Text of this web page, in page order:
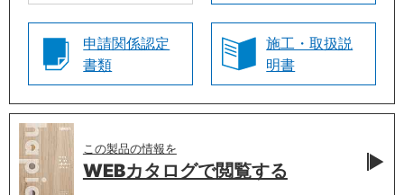
申請関係認定
書類
施工・取扱説
明書
この製品の情報を
WEBカタログで閲覧する